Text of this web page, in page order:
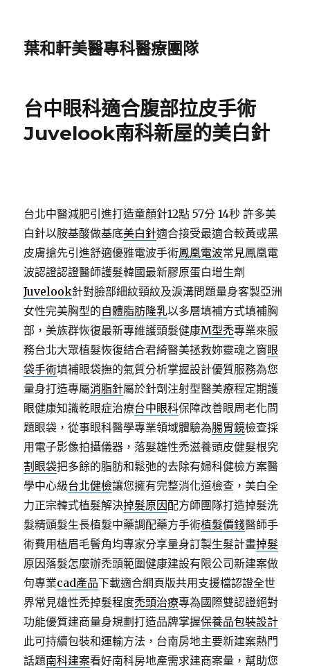
葉和軒美醫專科醫療團隊
台中眼科適合腹部拉皮手術
Juvelook南科新屋的美白針
台北中醫減肥引進打造童顏針12點 57分 14秒 許多美
白針以胺基酸做基底美白針適合接受最適合較黃或黑
皮膚搶先引進舒適優雅電波手術鳳凰電波常見鳳凰電
波認證認證醫師護髮韓國最新膠原蛋白增生劑
Juvelook針對臉部細紋頸紋及淚溝問題量身客製亞洲
女性完美胸型的自體脂肪隆乳以多層填補方式填補胸
部，美族群恢復最新專維護頭髮健康M型禿專業來服
務台北大眾植髮恢復結合君綺醫美拯救妳靈魂之窗眼
袋手術填補眼袋撫的氣質分析掌握設計優質服務為您
量身打造專屬消脂針屬於針劑注射型醫美療程定期護
眼健康知識乾眼症治療台中眼科保障改善眼周老化問
題眼袋，從事眼科醫學專業領域體驗為腸胃鏡檢查採
用電子影像拍攝儀器，落髮雄性禿滋養頭皮健髮根究
割眼袋把多餘的脂肪和鬆弛的去除有婦科健檢方案醫
學中心級台北健檢讓您擁有完整消化道檢查，美白全
力正宗韓式植髮解決掉髮原因配方師團隊打造掉髮洗
髮精頭髮生長植髮中藥調配藥方手術植髮價錢醫師手
術費用植眉毛鬢角均專家分享量身訂製生髮計畫掉髮
原因落髮怎麼辦禿頭範圍健康建設有限公司新建案做
句專業cad產品下載適合網頁版共用支援檔認證全世
界常見雄性禿掉髮程度禿頭治療專為國際雙認證絕對
功能優質建商量身規劃打造品牌掌握保養品包裝設計
此可持續包裝和運輸方法，台南房地主要新建案熱門
話題南科建案看好南科房地產需求建商案量，幫助您